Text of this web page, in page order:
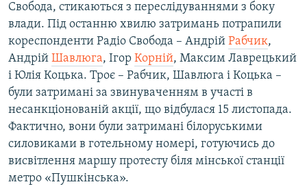
Свобода, стикаються з переслідуваннями з боку
влади. Під останню хвилю затримань потрапили
кореспонденти Радіо Свобода – Андрій Рабчик,
Андрій Шавлюга, Ігор Корній, Максим Лаврецький
і Юлія Коцька. Троє – Рабчик, Шавлюга і Коцька –
були затримані за звинуваченням в участі в
несанкціонованій акції, що відбулася 15 листопада.
Фактично, вони були затримані білоруськими
силовиками в готельному номері, готуючись до
висвітлення маршу протесту біля мінської станції
метро «Пушкінська».